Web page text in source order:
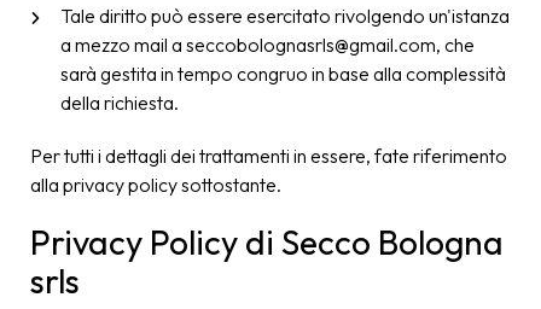
Tale diritto può essere esercitato rivolgendo un'istanza
a mezzo mail a seccobolognasrls@gmail.com, che
sarà gestita in tempo congruo in base alla complessità
della richiesta.
Per tutti i dettagli dei trattamenti in essere, fate riferimento
alla privacy policy sottostante.
Privacy Policy di Secco Bologna
srls